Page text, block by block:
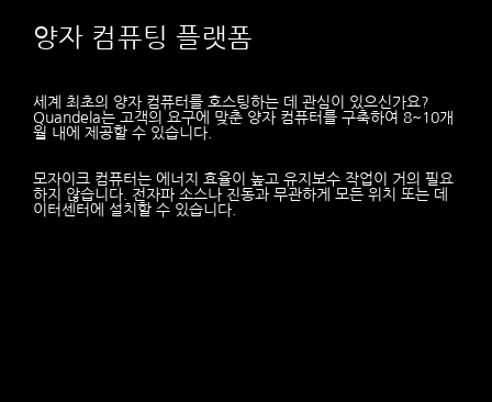
양자 컴퓨팅 플랫폼
세계 최초의 양자 컴퓨터를 호스팅하는 데 관심이 있으신가요?
Quandela는 고객의 요구에 맞춘 양자 컴퓨터를 구축하여 8~10개
월 내에 제공할 수 있습니다.
모자이크 컴퓨터는 에너지 효율이 높고 유지보수 작업이 거의 필요
하지 않습니다. 전자파 소스나 진동과 무관하게 모든 위치 또는 데
이터센터에 설치할 수 있습니다.